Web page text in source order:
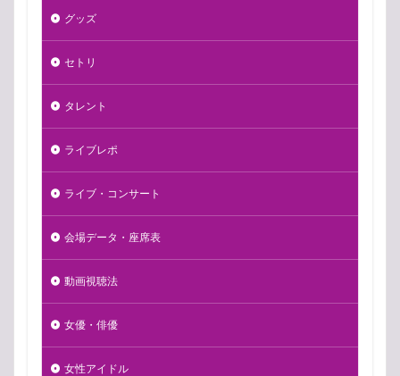
グッズ
セトリ
タレント
ライブレポ
ライブ・コンサート
会場データ・座席表
動画視聴法
女優・俳優
女性アイドル